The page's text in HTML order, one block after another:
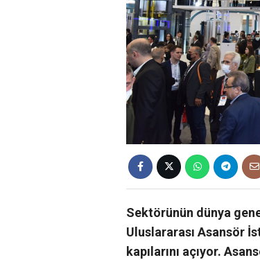
Sektörünün dünya
Uluslararası Asansör
kapılarını açıyor.